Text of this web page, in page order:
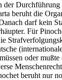
beruht die
darf kein
Für
oder
beruht nur